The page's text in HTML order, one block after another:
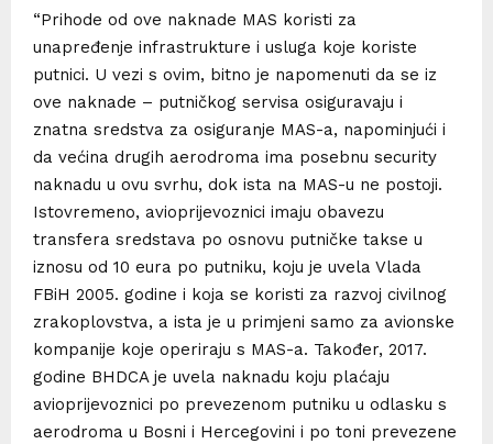
“Prihode od ove naknade MAS koristi za
unapređenje infrastrukture i usluga koje koriste
putnici. U vezi s ovim, bitno je napomenuti da se iz
ove naknade – putničkog servisa osiguravaju i
znatna sredstva za osiguranje MAS-a, napominjući i
da većina drugih aerodroma ima posebnu security
naknadu u ovu svrhu, dok ista na MAS-u ne postoji.
Istovremeno, avioprijevoznici imaju obavezu
transfera sredstava po osnovu putničke takse u
iznosu od 10 eura po putniku, koju je uvela Vlada
FBiH 2005. godine i koja se koristi za razvoj civilnog
zrakoplovstva, a ista je u primjeni samo za avionske
kompanije koje operiraju s MAS-a. Također, 2017.
godine BHDCA je uvela naknadu koju plaćaju
avioprijevoznici po prevezenom putniku u odlasku s
aerodroma u Bosni i Hercegovini i po toni prevezene